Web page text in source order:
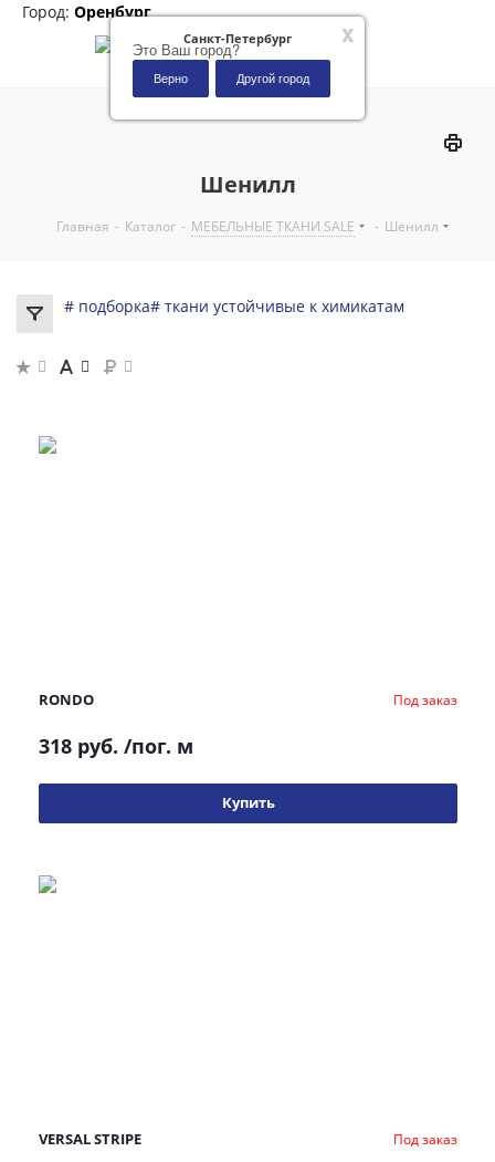
x
Санкт-Петербург
Это Ваш город?
Верно Другой город
Город: Оренбург
Шенилл
Главная - Каталог - МЕБЕЛЬНЫЕ ТКАНИ SALE - Шенилл
# подборка# ткани устойчивые к химикатам
RONDO Под заказ
318 руб. /пог. м
Купить
VERSAL STRIPE Под заказ